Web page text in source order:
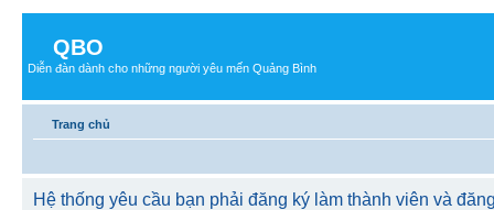
QBO
Diễn đàn dành cho những người yêu mến Quảng Bình
Trang chủ
Hệ thống yêu cầu bạn phải đăng ký làm thành viên và